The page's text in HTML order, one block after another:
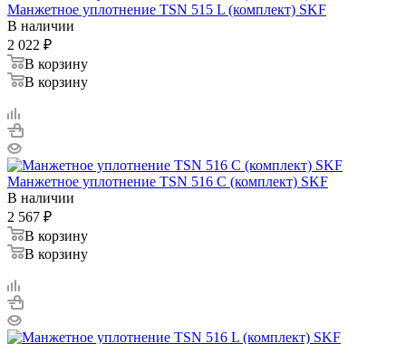
Манжетное уплотнение TSN 515 L (комплект) SKF
В наличии
2 022 ₽
В корзину
В корзину
Манжетное уплотнение TSN 516 C (комплект) SKF
В наличии
2 567 ₽
В корзину
В корзину